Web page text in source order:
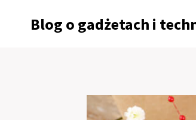
Blog o gadżetach i